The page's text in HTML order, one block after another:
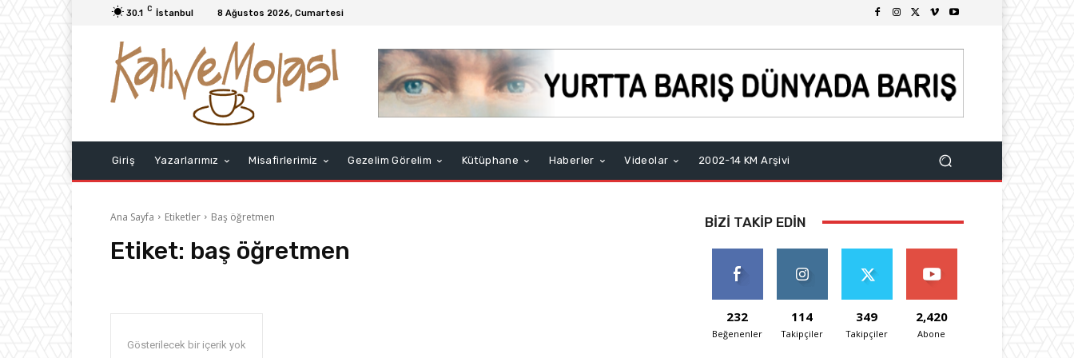
30.1 C İstanbul 8 Ağustos 2026, Cumartesi
Giriş Yazarlarımız Misafirlerimiz Gezelim Görelim Kütüphane Haberler Videolar 2002-14 KM Arşivi
Ana Sayfa Etiketler Baş öğretmen
Etiket: baş öğretmen
Gösterilecek bir içerik yok
BIZI TAKIP EDIN
232
Beğenenler
114
Takipçiler
349
Takipçiler
2,420
Abone